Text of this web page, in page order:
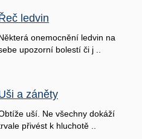
ledvin
onemocnění ledvin na
upozorní bolestí či j ..
a záněty
uší. Ne všechny dokáží
přivést k hluchotě ..